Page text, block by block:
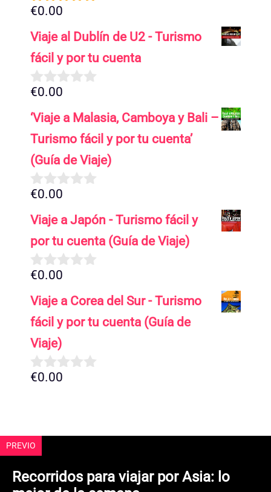
5.00de 5
€0.00
Viaje al Dublín de U2 - Turismo
fácil y por tu cuenta
0
e
5
€0.00
‘Viaje a Malasia, Camboya y Bali –
Turismo fácil y por tu cuenta’
(Guía de Viaje)
0
e
€0.00
Viaje a Japón - Turismo fácil y
por tu cuenta (Guía de Viaje)
0
e
5
€0.00
Viaje a Corea del Sur - Turismo
fácil y por tu cuenta (Guía de
Viaje)
0
€0.00
PREVIO
Recorridos para viajar por Asia: lo